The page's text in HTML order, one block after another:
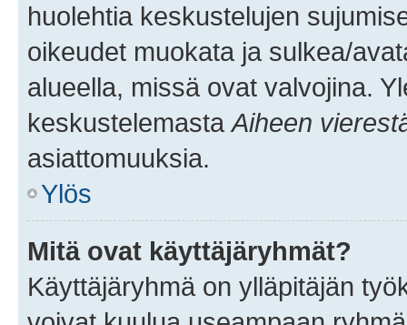
huolehtia keskustelujen
oikeudet muokata ja sulkea/
alueella, missä ovat valvojina.
keskustelemastaAiheen
asiattomuuksia.
Ylös
Mitä ovat käyttäjäryhmät?
Käyttäjäryhmä on ylläpitäjän